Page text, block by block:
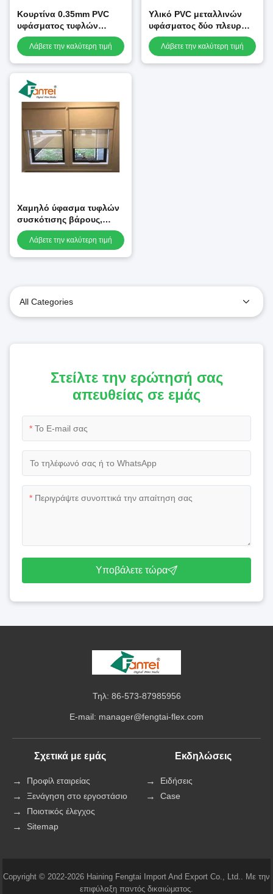
Κουρτίνα 0.35mm PVC
υφάσματος τυφλών
συσκότισης φίμπεργκλας
που τοποθετείται σε
Λάβετε την καλύτερη τιμή
Υλικό PVC μεταλλινών
υφάσματος δύο πλευρών
540GSM τυφλών
συσκότισης που
Λάβετε την καλύτερη τιμή
Χαμηλό ύφασμα τυφλών
συσκότισης βάρους,
κουρτίνα ρόλων
υφάσματος φίμπεργκλας
Λάβετε την καλύτερη τιμή
All Categories
Στείλτε την ερώτησή σας
απευθείας σε εμάς
*
*
Υποβάλετε τώρα
Τηλ: 86-573-87985956
E-mail: manager@fengtai-flex.com
Σχετικά με εμάς
Προφίλ εταιρείας
Ξενάγηση στο εργοστάσιο
Ποιοτικός έλεγχος
Sitemap
Εκδηλώσεις
Ειδήσεις
Case
Copyright © 2022-2026 Haining Fengtai Import And Export Co., Ltd.. Με την
επιφύλαξη παντός δικαιώματος.